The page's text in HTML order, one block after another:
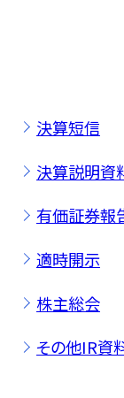
決算短信
決算説明資
有価証券報
適時開示
株主総会
その他IR資